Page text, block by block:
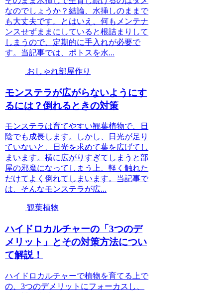
なのでしょうか？結論、水挿しのままで
も大丈夫です。とはいえ、何もメンテナ
ンスせずままにしていると根詰まりして
しまうので、定期的に手入れが必要で
す。当記事では、ポトスを水...
おしゃれ部屋作り
モンステラが広がらないようにす
るには？倒れるときの対策
モンステラは育てやすい観葉植物で、日
陰でも成長します。しかし、日光が足り
ていないと、日光を求めて葉を広げてし
まいます。横に広がりすぎてしまうと部
屋の邪魔になってしまう上、軽く触れた
だけてよく倒れてしまいます。当記事で
は、そんなモンステラが広...
観葉植物
ハイドロカルチャーの「3つのデ
メリット」とその対策方法につい
て解説！
ハイドロカルチャーで植物を育てる上で
の、3つのデメリットにフォーカスし、